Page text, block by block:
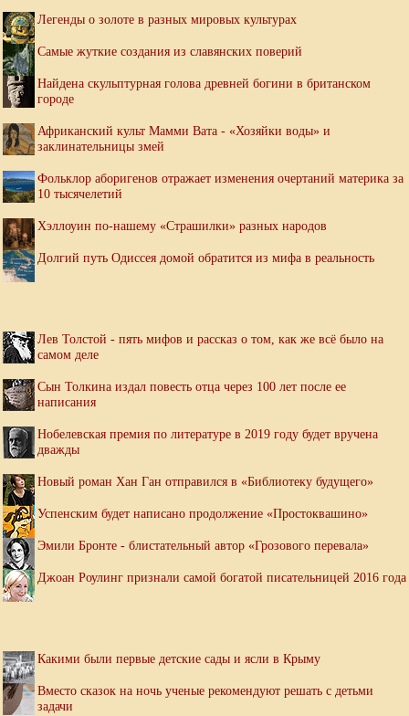
Легенды о золоте в разных мировых культурах
Самые жуткие создания из славянских поверий
Найдена скульптурная голова древней богини в британском
городе
Африканский культ Мамми Вата - «Хозяйки воды» и
заклинательницы змей
Фольклор аборигенов отражает изменения очертаний материка за
10 тысячелетий
Хэллоуин по-нашему «Страшилки» разных народов
Долгий путь Одиссея домой обратится из мифа в реальность
Лев Толстой - пять мифов и рассказ о том, как же всё было на
самом деле
Сын Толкина издал повесть отца через 100 лет после ее
написания
Нобелевская премия по литературе в 2019 году будет вручена
дважды
Новый роман Хан Ган отправился в «Библиотеку будущего»
Успенским будет написано продолжение «Простоквашино»
Эмили Бронте - блистательный автор «Грозового перевала»
Джоан Роулинг признали самой богатой писательницей 2016 года
Какими были первые детские сады и ясли в Крыму
Вместо сказок на ночь ученые рекомендуют решать с детьми
задачи